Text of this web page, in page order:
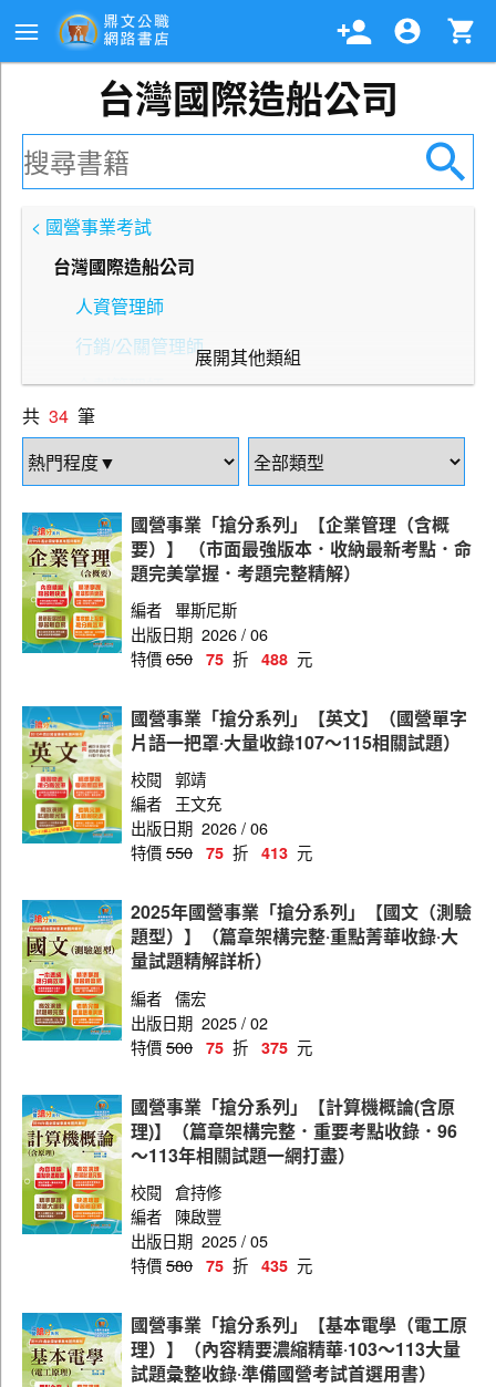
台灣國際造船公司
< 國營事業考試
台灣國際造船公司
人資管理師
行銷/公關管理師
企劃管理師
會計管理師
財會管理師
資訊管理師
業務管理師
一般工程師
工業工程工程師
造船工程師
資訊工程師
電機工程師
輪機工程師
機械工程師
技術生
展開其他類組
共 34 筆
國營事業「搶分系列」【企業管理（含概
要）】 （市面最強版本．收納最新考點．命
題完美掌握．考題完整精解）
編者 畢斯尼斯
出版日期 2026 / 06
特價650 75 折 488 元
國營事業「搶分系列」【英文】（國營單字
片語一把罩‧大量收錄107～115相關試題）
校閱 郭靖
編者
王文充
出版日期 2026 / 06
特價550 75 折 413 元
2025年國營事業「搶分系列」【國文（測驗
題型）】（篇章架構完整‧重點菁華收錄‧大
量試題精解詳析）
編者 儒宏
出版日期 2025 / 02
特價500 75 折 375 元
國營事業「搶分系列」【計算機概論(含原
理)】（篇章架構完整．重要考點收錄．96
～113年相關試題一網打盡）
校閱 倉持修
編者
陳啟豐
出版日期 2025 / 05
特價580 75 折 435 元
國營事業「搶分系列」【基本電學（電工原
理）】（內容精要濃縮精華‧103～113大量
試題彙整收錄‧準備國營考試首選用書）